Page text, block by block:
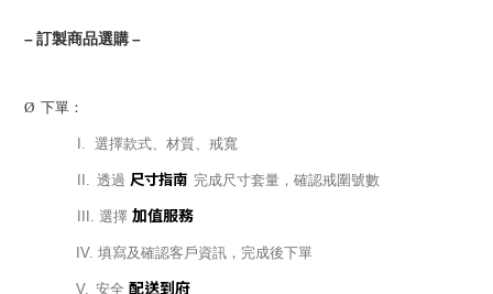
–訂製商品選購–
Ø 下單：
I. 選擇款式、材質、戒寬
II. 透過 尺寸指南 完成尺寸套量，確認戒圍號數
III. 選擇 加值服務
IV. 填寫及確認客戶資訊，完成後下單
V. 安全配送到府